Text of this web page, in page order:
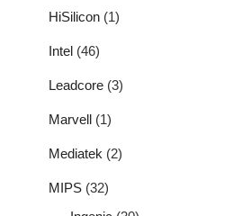
HiSilicon (1)
Intel (46)
Leadcore (3)
Marvell (1)
Mediatek (2)
MIPS (32)